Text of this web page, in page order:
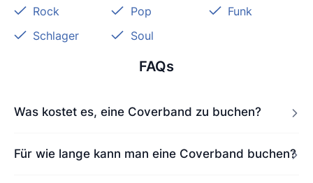
Rock Pop
Funk
Schlager
Soul
FAQs
Was kostet es, eine Coverband zu buchen?
Für wie lange kann man eine Coverband buchen?